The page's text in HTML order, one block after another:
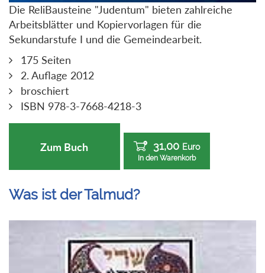
Die ReliBausteine "Judentum" bieten zahlreiche
Arbeitsblätter und Kopiervorlagen für die
Sekundarstufe I und die Gemeindearbeit.
175 Seiten
2. Auflage 2012
broschiert
ISBN 978-3-7668-4218-3
Zum Buch 31,00 Euro
In den Warenkorb
Was ist der Talmud?